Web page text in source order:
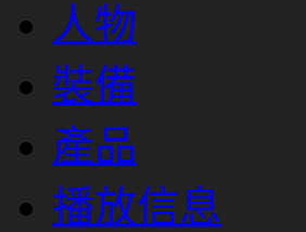
人物
裝備
產品
播放信息